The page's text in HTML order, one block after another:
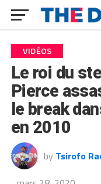
VIDÉOS
Le roi du
Pierce
le break
en 2010
by Tsirofo